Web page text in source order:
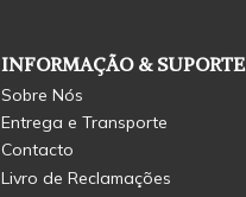
INFORMAÇÃO & SUPORTE
Sobre Nós
Entrega e Transporte
Contacto
Livro de Reclamações